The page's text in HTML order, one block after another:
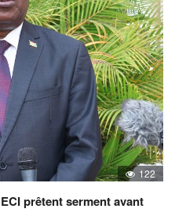
122
prêtent serment avant